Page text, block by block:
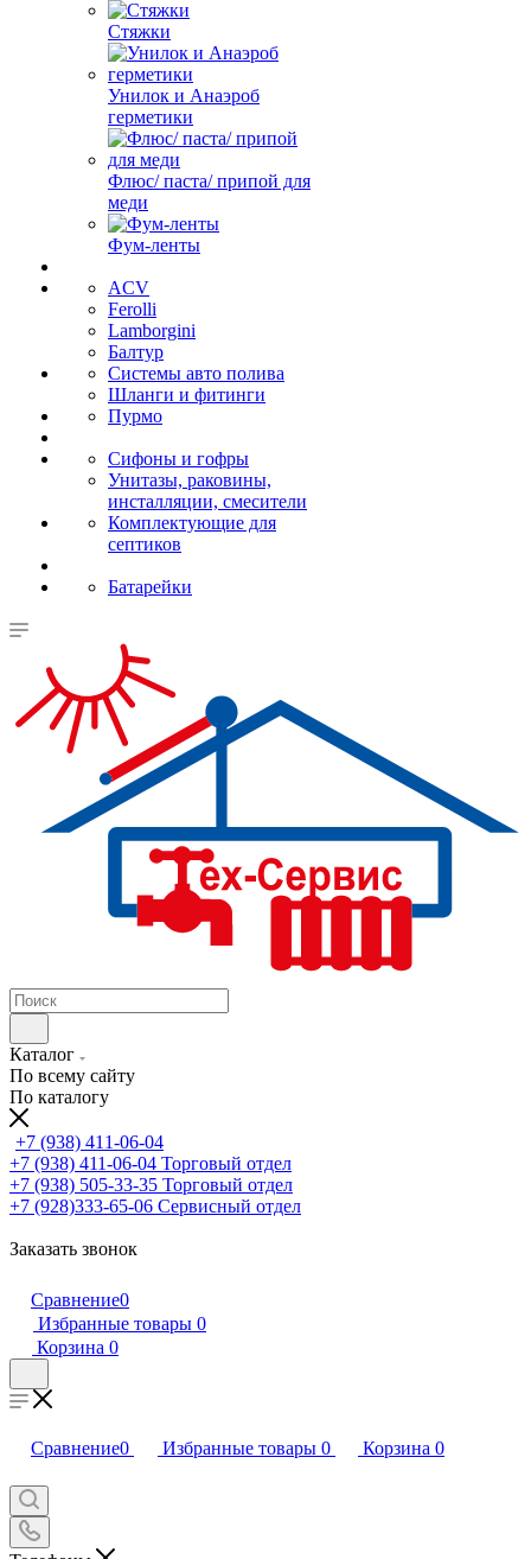
Стяжки
Унилок и Анаэроб
герметики
Флюс/ паста/ припой для
меди
Фум-ленты
ACV
Ferolli
Lamborgini
Балтур
Системы авто полива
Шланги и фитинги
Пурмо
Сифоны и гофры
Унитазы, раковины,
инсталляции, смесители
Комплектующие для
септиков
Батарейки
Каталог
По всему сайту
По каталогу
+7 (938) 411-06-04
+7 (938) 411-06-04 Торговый отдел
+7 (938) 505-33-35 Торговый отдел
+7 (928)333-65-06 Сервисный отдел
Заказать звонок
Сравнение0
Избранные товары 0
Корзина 0
Сравнение0 Избранные товары 0 Корзина 0